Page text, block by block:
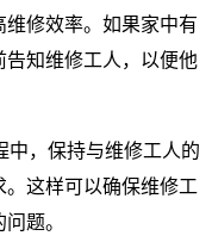
修效率。如果家中有
知维修工人，以便他
中，保持与维修工人的
。这样可以确保维修工
题。